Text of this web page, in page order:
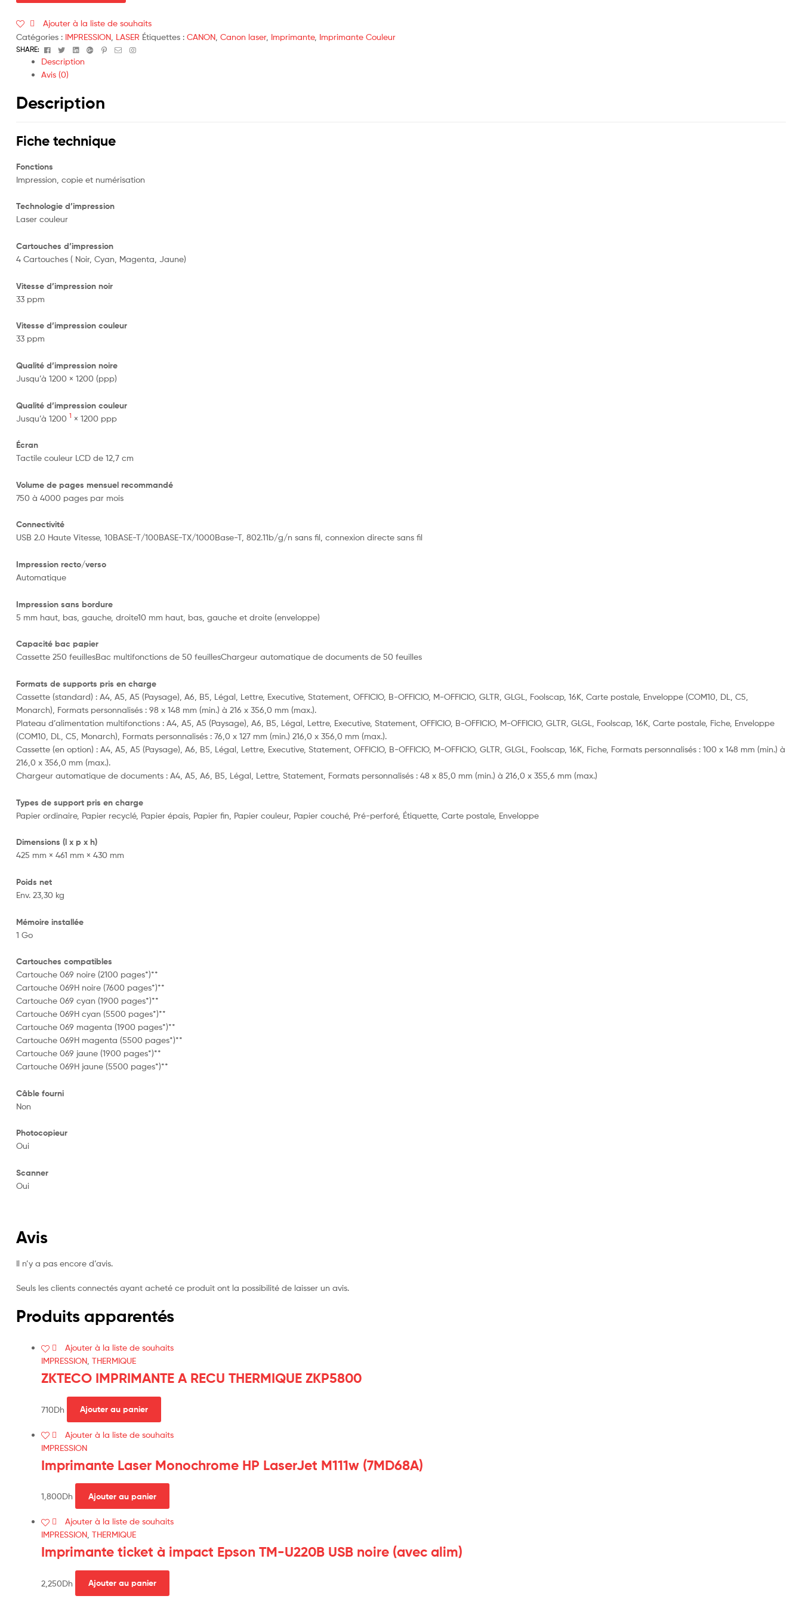
Ajouter à la liste de souhaits
Catégories : IMPRESSION, LASER Étiquettes : CANON, Canon laser, Imprimante, Imprimante Couleur
SHARE: FacebookTwitterLinkedinGoogle+Pinterest
EmailInstagram
Description
Avis (0)
Description
Fiche technique
Fonctions
Impression, copie et numérisation
Technologie d’impression
Laser couleur
Cartouches d’impression
4 Cartouches ( Noir, Cyan, Magenta, Jaune)
Vitesse d’impression noir
33 ppm
Vitesse d’impression couleur
33 ppm
Qualité d’impression noire
Jusqu’à 1200 × 1200 (ppp)
Qualité d’impression couleur
Jusqu’à 1200 1 × 1200 ppp
Écran
Tactile couleur LCD de 12,7 cm
Volume de pages mensuel recommandé
750 à 4000 pages par mois
Connectivité
USB 2.0 Haute Vitesse, 10BASE-T/100BASE-TX/1000Base-T, 802.11b/g/n sans fil, connexion directe sans fil
Impression recto/verso
Automatique
Impression sans bordure
5 mm haut, bas, gauche, droite10 mm haut, bas, gauche et droite (enveloppe)
Capacité bac papier
Cassette 250 feuillesBac multifonctions de 50 feuillesChargeur automatique de documents de 50 feuilles
Formats de supports pris en charge
Cassette (standard) : A4, A5, A5 (Paysage), A6, B5, Légal, Lettre, Executive, Statement, OFFICIO, B-OFFICIO, M-OFFICIO, GLTR, GLGL, Foolscap, 16K, Carte postale, Enveloppe (COM10, DL, C5,
Monarch), Formats personnalisés : 98 x 148 mm (min.) à 216 x 356,0 mm (max.).
Plateau d’alimentation multifonctions : A4, A5, A5 (Paysage), A6, B5, Légal, Lettre, Executive, Statement, OFFICIO, B-OFFICIO, M-OFFICIO, GLTR, GLGL, Foolscap, 16K, Carte postale, Fiche, Enveloppe
(COM10, DL, C5, Monarch), Formats personnalisés : 76,0 x 127 mm (min.) 216,0 x 356,0 mm (max.).
Cassette (en option) : A4, A5, A5 (Paysage), A6, B5, Légal, Lettre, Executive, Statement, OFFICIO, B-OFFICIO, M-OFFICIO, GLTR, GLGL, Foolscap, 16K, Fiche, Formats personnalisés : 100 x 148 mm (min.) à
216,0 x 356,0 mm (max.).
Chargeur automatique de documents : A4, A5, A6, B5, Légal, Lettre, Statement, Formats personnalisés : 48 x 85,0 mm (min.) à 216,0 x 355,6 mm (max.)
Types de support pris en charge
Papier ordinaire, Papier recyclé, Papier épais, Papier fin, Papier couleur, Papier couché, Pré-perforé, Étiquette, Carte postale, Enveloppe
Dimensions (l x p x h)
425 mm × 461 mm × 430 mm
Poids net
Env. 23,30 kg
Mémoire installée
1 Go
Cartouches compatibles
Cartouche 069 noire (2100 pages*)**
Cartouche 069H noire (7600 pages*)**
Cartouche 069 cyan (1900 pages*)**
Cartouche 069H cyan (5500 pages*)**
Cartouche 069 magenta (1900 pages*)**
Cartouche 069H magenta (5500 pages*)**
Cartouche 069 jaune (1900 pages*)**
Cartouche 069H jaune (5500 pages*)**
Câble fourni
Non
Photocopieur
Oui
Scanner
Oui
Avis
Il n’y a pas encore d’avis.
Seuls les clients connectés ayant acheté ce produit ont la possibilité de laisser un avis.
Produits apparentés
Ajouter à la liste de souhaits
IMPRESSION THERMIQUE
ZKTECO IMPRIMANTE A RECU THERMIQUE ZKP5800
710Dh Ajouter au panier
Ajouter à la liste de souhaits
IMPRESSION
Imprimante Laser Monochrome HP LaserJet M111w (7MD68A)
1,800Dh Ajouter au panier
Ajouter à la liste de souhaits
IMPRESSION THERMIQUE
Imprimante ticket à impact Epson TM-U220B USB noire (avec alim)
2,250Dh Ajouter au panier